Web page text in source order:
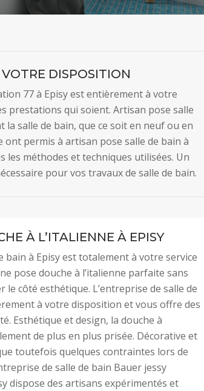
DISPOSITION
77 à Episy est entièrement à votre
prestations qui soient. Artisan pose salle
salle de bain, que ce soit en neuf ou en
ont permis à artisan pose salle de bain à
méthodes et techniques utilisées. Un
pour vos travaux de salle de bain.
À L’ITALIENNE À EPISY
bain à Episy est totalement à votre service
pose douche à l’italienne parfaite sans
côté esthétique. L’entreprise de salle de
à votre disposition et vous offre des
Esthétique et design, la douche à
de plus en plus prisée. Décorative et
toutefois quelques contraintes lors de
de salle de bain Bauer jessy
dispose des artisans expérimentés et